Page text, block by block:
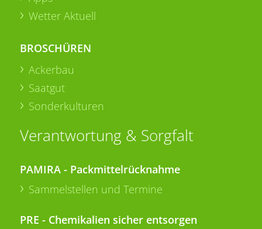
Wetter Aktuell
BROSCHÜREN
Ackerbau
Saatgut
Sonderkulturen
Verantwortung & Sorgfalt
PAMIRA - Packmittelrücknahme
Sammelstellen und Termine
PRE - Chemikalien sicher entsorgen